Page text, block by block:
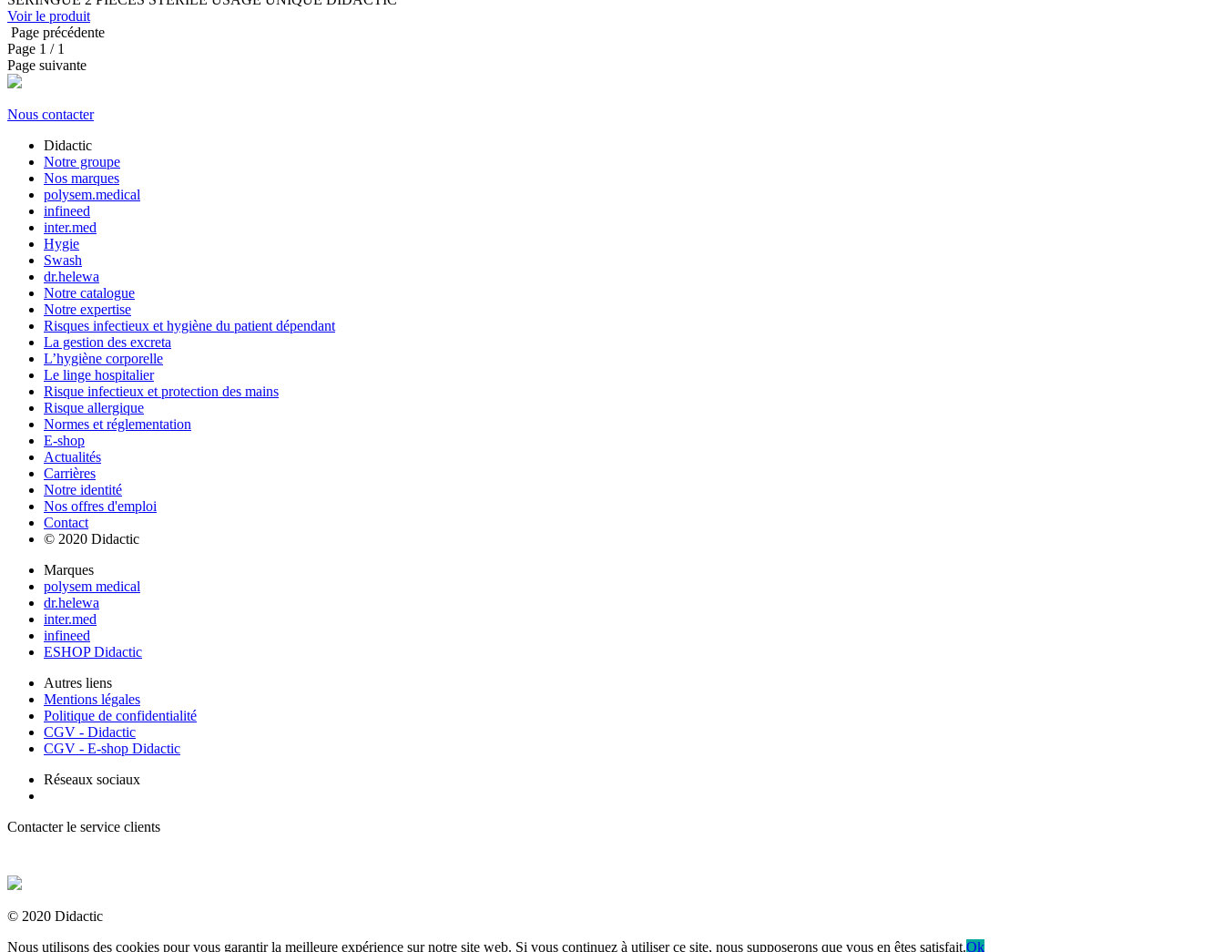
Voir le produit
Page précédente
Page 1 / 1
Page suivante
Nous contacter
Didactic
Notre groupe
Nos marques
polysem.medical
infineed
inter.med
Hygie
Swash
dr.helewa
Notre catalogue
Notre expertise
Risques infectieux et hygiène du patient dépendant
La gestion des excreta
L’hygiène corporelle
Le linge hospitalier
Risque infectieux et protection des mains
Risque allergique
Normes et réglementation
E-shop
Actualités
Carrières
Notre identité
Nos offres d'emploi
Contact
© 2020 Didactic
Marques
polysem medical
dr.helewa
inter.med
infineed
ESHOP Didactic
Autres liens
Mentions légales
Politique de confidentialité
CGV - Didactic
CGV - E-shop Didactic
Réseaux sociaux
Contacter le service clients
© 2020 Didactic
Nous utilisons des cookies pour vous garantir la meilleure expérience sur notre site web. Si vous continuez à utiliser ce site, nous supposerons que vous en êtes satisfait.Ok